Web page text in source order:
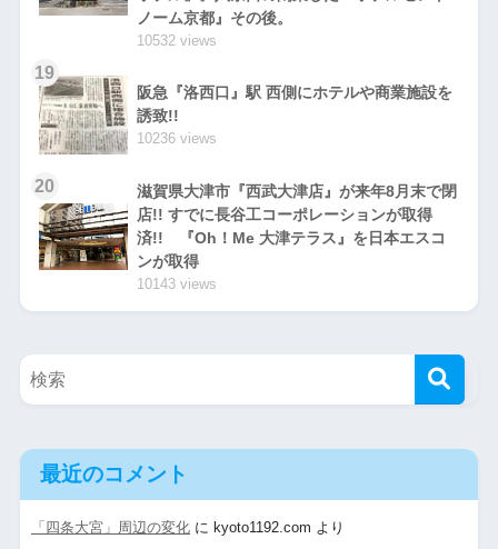
ノーム京都』その後。
10532 views
19
阪急『洛西口』駅 西側にホテルや商業施設を
誘致!!
10236 views
20
滋賀県大津市『西武大津店』が来年8月末で閉
店!! すでに長谷工コーポレーションが取得
済!! 『Oh！Me 大津テラス』を日本エスコ
ンが取得
10143 views
最近のコメント
「四条大宮」周辺の変化に kyoto1192.com より